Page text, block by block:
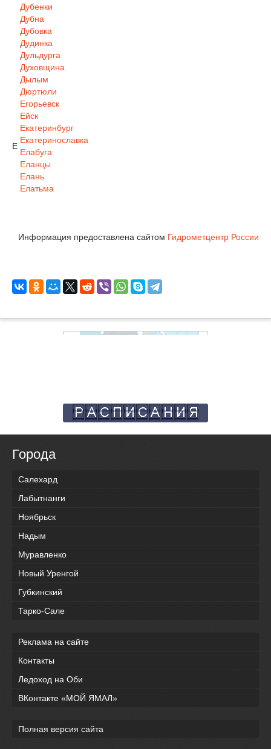
Дубенки
Дубна
Дубовка
Дудинка
Дульдурга
Духовщина
Дылым
Дюртюли
Е
Егорьевск
Ейск
Екатеринбург
Екатеринославка
Елабуга
Еланцы
Елань
Елатьма
Информация предоставлена сайтом Гидрометцентр России
Города
Салехард
Лабытнанги
Ноябрьск
Надым
Муравленко
Новый Уренгой
Губкинский
Тарко-Сале
Реклама на сайте
Контакты
Ледоход на Оби
ВКонтакте «МОЙ ЯМАЛ»
Полная версия сайта